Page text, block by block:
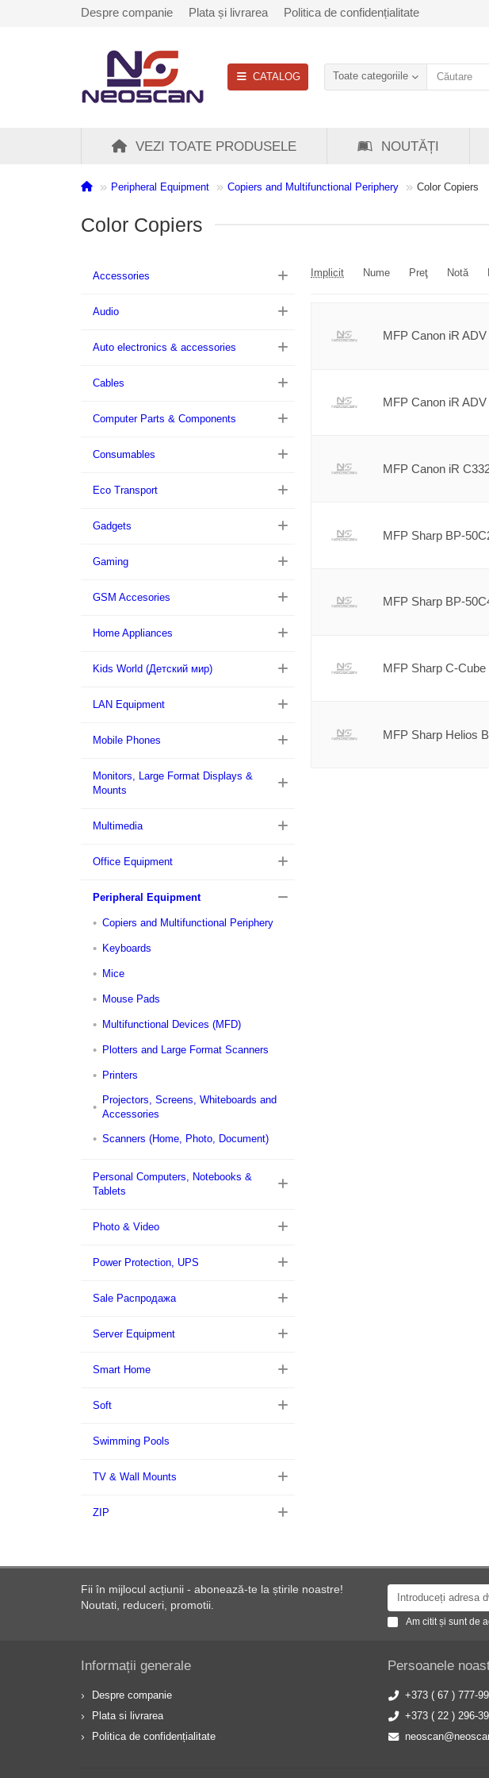
Despre companie Plata și livrarea Politica de confidențialitate
CATALOG Toate categoriile
VEZI TOATE PRODUSELE NOUTĂȚI
Peripheral Equipment Copiers and Multifunctional Periphery Color Copiers
Color Copiers
Accessories
Audio
Auto electronics & accessories
Cables
Computer Parts & Components
Consumables
Eco Transport
Gadgets
Gaming
GSM Accesories
Home Appliances
Kids World (Детский мир)
LAN Equipment
Mobile Phones
Monitors, Large Format Displays &
Mounts
Multimedia
Office Equipment
Peripheral Equipment
Copiers and Multifunctional Periphery
Keyboards
Mice
Mouse Pads
Multifunctional Devices (MFD)
Plotters and Large Format Scanners
Printers
Projectors, Screens, Whiteboards and
Accessories
Scanners (Home, Photo, Document)
Personal Computers, Notebooks &
Tablets
Photo & Video
Power Protection, UPS
Sale Распродажа
Server Equipment
Smart Home
Soft
Swimming Pools
TV & Wall Mounts
ZIP
Implicit Nume Preţ Notă
MFP Canon iR
MFP Canon iR
MFP Canon iR
MFP Sharp BP-
MFP Sharp BP-
MFP Sharp C-
MFP Sharp Helios
Fii în mijlocul acțiunii - abonează-te la știrile noastre!
Noutati, reduceri, promotii.
Am citit și sunt de
Informații generale
Despre companie
Plata si livrarea
Politica de confidențialitate
Persoanele
+373 ( 67 ) 777-
+373 ( 22 ) 296-